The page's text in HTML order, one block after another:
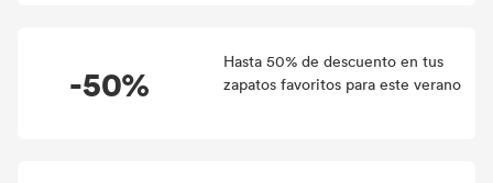
-50%
Hasta 50% de descuento en tus
zapatos favoritos para este verano